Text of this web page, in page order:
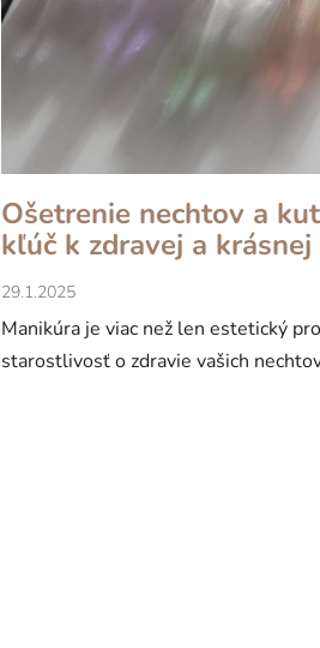
Ošetrenie nechtov a
kľúč k zdravej a
29.1.2025
Manikúra je viac než len estetický
starostlivosť o zdravie vašich